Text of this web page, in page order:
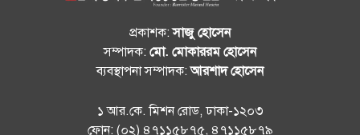
প্রকাশক:সাজু হোসেন
সম্পাদক: মো. মোকাররম হোসেন
ব্যবস্থাপনা সম্পাদক:আরশাদ হোসেন
১ আর.কে. মিশন রোড, ঢাকা-১২০৩
ফোন: (০২) ৪৭১১৫৮৭৫, ৪৭১১৫৮৭৯